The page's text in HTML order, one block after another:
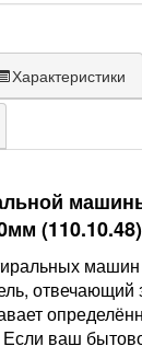
Характеристики
(110.10.48)
Если ваш